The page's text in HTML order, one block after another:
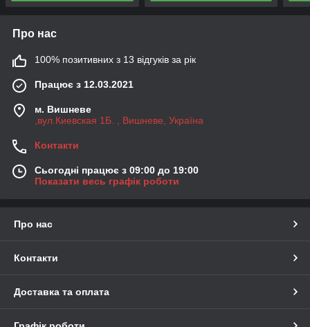
Про нас
100% позитивних з 13 відгуків за рік
Працює з 12.03.2021
м. Вишневе
,вул.Киевская 1Б. , Вишневе, Україна
Контакти
Сьогодні працює з 09:00 до 19:00
Показати весь графік роботи
Про нас
Контакти
Доставка та оплата